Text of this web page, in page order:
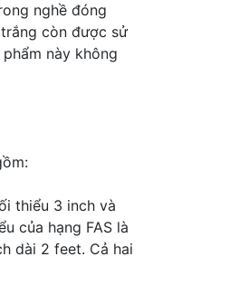
nghề đóng
còn được sử
này không
thiểu 3 inch và
của hạng FAS là
dài 2 feet. Cả hai